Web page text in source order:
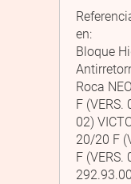
en:
Bloque
Roca
F (VERS.
02)
20/20 F
F